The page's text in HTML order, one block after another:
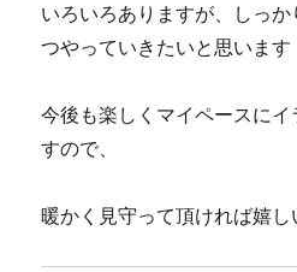
いろいろありますが、しっ
つやっていきたいと思います
今後も楽しくマイペースにイ
すので、
暖かく見守って頂ければ嬉し